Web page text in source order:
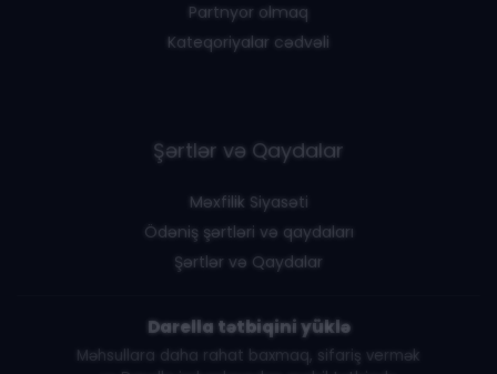
Partnyor olmaq
Kateqoriyalar cədvəli
Şərtlər və Qaydalar
Məxfilik Siyasəti
Ödəniş şərtləri və qaydaları
Şərtlər və Qaydalar
Darella tətbiqini yüklə
Məhsullara daha rahat baxmaq, sifariş vermək